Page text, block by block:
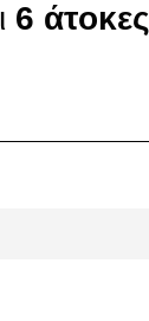
6 άτοκες